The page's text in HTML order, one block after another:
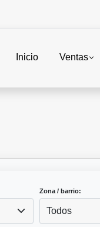
Inicio Ventas
Zona / barrio:
Todos